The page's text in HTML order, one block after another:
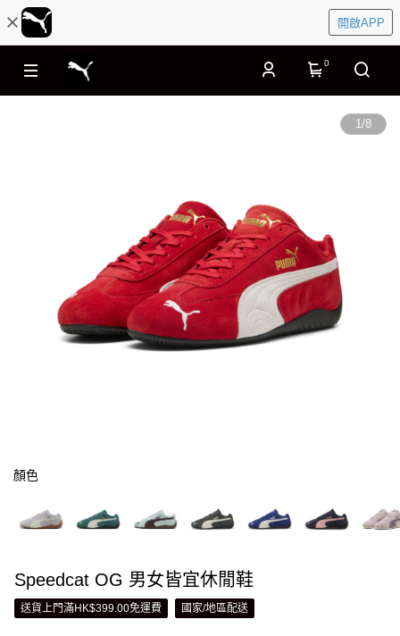
開啟APP
0
1/8
顏色
Speedcat OG 男女皆宜休閒鞋
送貨上門滿HK$399.00免運費 國家/地區配送